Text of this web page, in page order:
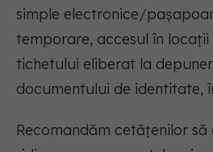
simple electronice/
temporare, accesul în
tichetului eliberat la
documentului de identitate,
Recomandăm cetățenilor